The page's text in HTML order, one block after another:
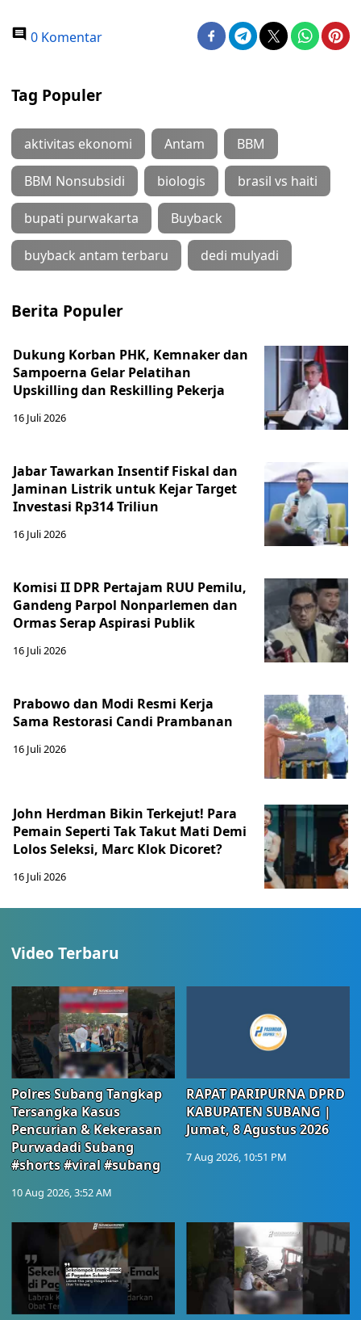
0 Komentar
Tag Populer
aktivitas ekonomi Antam BBM
BBM Nonsubsidi biologis brasil vs haiti
bupati purwakarta Buyback
buyback antam terbaru dedi mulyadi
Berita Populer
Dukung Korban PHK, Kemnaker dan
Sampoerna Gelar Pelatihan
Upskilling dan Reskilling Pekerja
16 Juli 2026
Jabar Tawarkan Insentif Fiskal dan
Jaminan Listrik untuk Kejar Target
Investasi Rp314 Triliun
16 Juli 2026
Komisi II DPR Pertajam RUU Pemilu,
Gandeng Parpol Nonparlemen dan
Ormas Serap Aspirasi Publik
16 Juli 2026
Prabowo dan Modi Resmi Kerja
Sama Restorasi Candi Prambanan
16 Juli 2026
John Herdman Bikin Terkejut! Para
Pemain Seperti Tak Takut Mati Demi
Lolos Seleksi, Marc Klok Dicoret?
16 Juli 2026
Video Terbaru
Polres Subang Tangkap
Tersangka Kasus
Pencurian & Kekerasan
Purwadadi Subang
#shorts #viral #subang
10 Aug 2026, 3:52 AM
RAPAT PARIPURNA DPRD
KABUPATEN SUBANG |
Jumat, 8 Agustus 2026
7 Aug 2026, 10:51 PM